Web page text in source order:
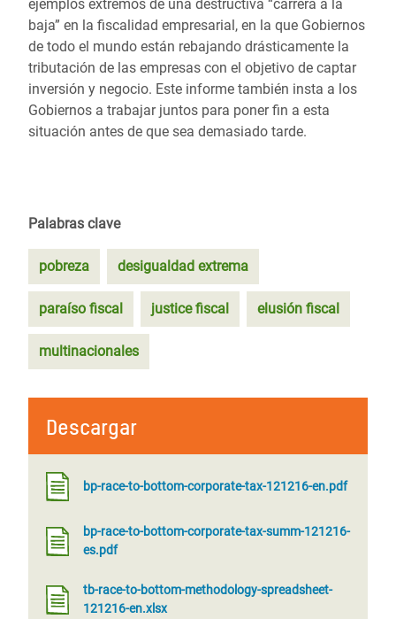
ejemplos extremos de una destructiva “carrera a la
baja” en la fiscalidad empresarial, en la que Gobiernos
de todo el mundo están rebajando drásticamente la
tributación de las empresas con el objetivo de captar
inversión y negocio. Este informe también insta a los
Gobiernos a trabajar juntos para poner fin a esta
situación antes de que sea demasiado tarde.
Palabras clave
pobreza desigualdad extrema
paraíso fiscal justice fiscal elusión fiscal
multinacionales
Descargar
bp-race-to-bottom-corporate-tax-121216-en.pdf
bp-race-to-bottom-corporate-tax-summ-121216-
es.pdf
tb-race-to-bottom-methodology-spreadsheet-
121216-en.xlsx